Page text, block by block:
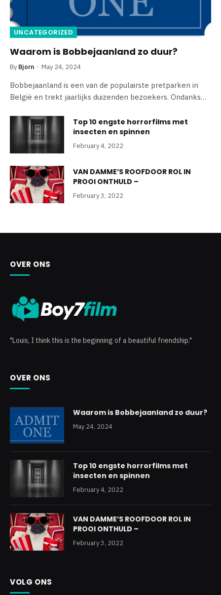
UNCATEGORIZED
Waarom is Bobbejaanland zo duur?
By Bjorn May 24, 2024
Bobbejaanland is een van de populairste pretparken in
België en trekt jaarlijks duizenden bezoekers. Ondanks…
Top 10 engste horrorfilms met
insecten en spinnen
February 4, 2022
VAN DAMME’S ROOFDOOR ROL IN
PROOI ONTHULD –
February 3, 2022
OVER ONS
"Louis, I think this is the beginning of a beautiful friendship."
OVER ONS
Waarom is Bobbejaanland zo duur?
May 24, 2024
Top 10 engste horrorfilms met
insecten en spinnen
February 4, 2022
VAN DAMME’S ROOFDOOR ROL IN
PROOI ONTHULD –
February 3, 2022
VOLG ONS